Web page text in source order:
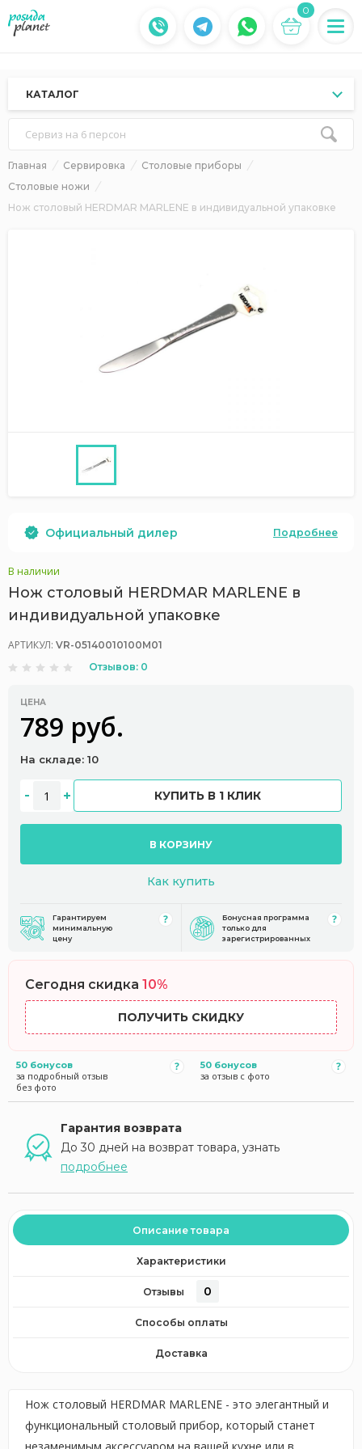
0
КАТАЛОГ
Сервиз на 6 персон
Главная Сервировка
Столовые приборы
Столовые ножи
Нож столовый HERDMAR MARLENE в индивидуальной упаковке
Официальный дилер Подробнее
В наличии
Нож столовый HERDMAR MARLENE в
индивидуальной упаковке
АРТИКУЛ: VR-05140010100M01
Отзывов: 0
ЦЕНА
789 руб.
На складе: 10
КУПИТЬ В 1 КЛИК
В КОРЗИНУ
Как купить
Гарантируем
минимальную
цену
Бонусная программа
только для
зарегистрированных
Сегодня скидка 10%
ПОЛУЧИТЬ СКИДКУ
50 бонусов
за подробный отзыв
без фото
50 бонусов
за отзыв с фото
Гарантия возврата
До 30 дней на возврат товара, узнать
подробнее
Описание товара
Характеристики
Отзывы 0
Способы оплаты
Доставка
Нож столовый HERDMAR MARLENE - это элегантный и
функциональный столовый прибор, который станет